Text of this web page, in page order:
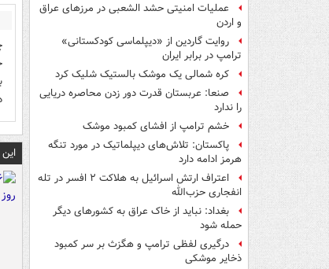
عملیات امنیتی حشد الشعبی در مرزهای عراق
و اردن
روایت گاردین از «دیپلماسی کودکستانی»
ترامپ در برابر ایران
کره شمالی یک موشک بالستیک شلیک کرد
صنعا: عربستان قدرت دور زدن محاصره دریایی
را ندارد
خشم ترامپ از افشای کمبود موشک
پاکستان: تلاش‌های دیپلماتیک در مورد تنگه
هرمز ادامه دارد
اعتراف ارتش اسرائیل به هلاکت ۲ افسر در تله
انفجاری حزب‌الله
بغداد: نباید از خاک عراق به کشورهای دیگر
حمله شود
درگیری لفظی ترامپ و هگزث بر سر کمبود
ذخایر موشکی